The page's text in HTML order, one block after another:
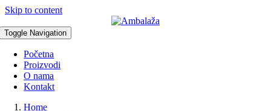
Skip to content
Toggle Navigation
Početna
Proizvodi
O nama
Kontakt
Home